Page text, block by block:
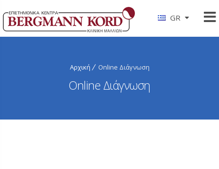
GR
Αρχική Online Διάγνωση
Online Διάγνωση